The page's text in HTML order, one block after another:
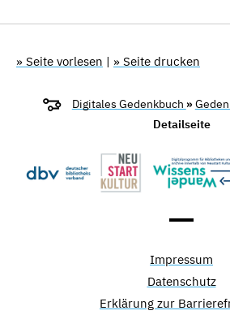
» Seite vorlesen | » Seite drucken
Digitales Gedenkbuch »
Detailseite
Impressum
Datenschutz
Erklärung zur